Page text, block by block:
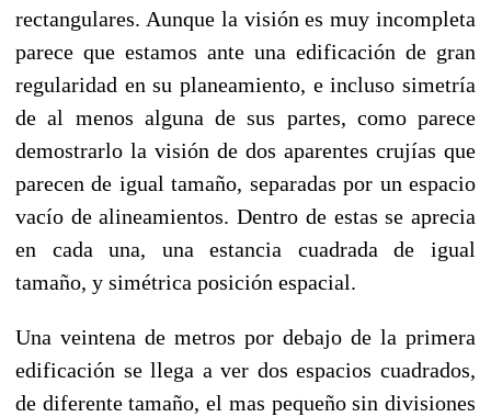
rectangulares. Aunque la visión es muy incompleta
parece que estamos ante una edificación de gran
regularidad en su planeamiento, e incluso simetría
de al menos alguna de sus partes, como parece
demostrarlo la visión de dos aparentes crujías que
parecen de igual tamaño, separadas por un espacio
vacío de alineamientos. Dentro de estas se aprecia
en cada una, una estancia cuadrada de igual
tamaño, y simétrica posición espacial.
Una veintena de metros por debajo de la primera
edificación se llega a ver dos espacios cuadrados,
de diferente tamaño, el mas pequeño sin divisiones